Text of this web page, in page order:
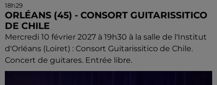
18h29
ORLÉANS (45) - CONSORT GUITARISSITICO
DE CHILE
Mercredi 10 février 2027 à 19h30 à la salle de l'Institut
d'Orléans (Loiret) : Consort Guitarissitico de Chile.
Concert de guitares. Entrée libre.